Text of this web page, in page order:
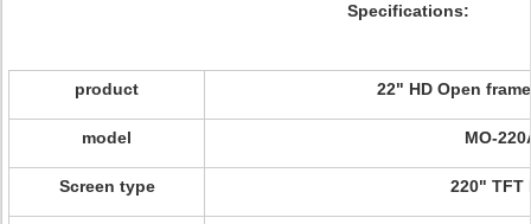
Specifications:
product 22" HD Open
model MO-
Screen type 220" TFT